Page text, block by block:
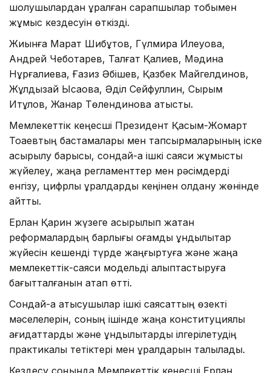
шолушылардан құралған сарапшылар тобымен
жұмыс кездесуін өткізді.
Жиынға Марат Шибұтов, Гүлмира Илеуова,
Андрей Чеботарев, Талғат Қалиев, Мәдина
Нұрғалиева, Ғазиз Әбішев, Қазбек Майгелдинов,
Жұлдызай Ысқақова, Әділ Сейфуллин, Сырым
Итқұлов, Жанар Төлендинова қатысты.
Мемлекеттік кеңесші Президент Қасым-Жомарт
Тоқаевтың бастамалары мен тапсырмаларының іске
асырылу барысы, сондай-ақ ішкі саяси жұмысты
жүйелеу, жаңа регламенттер мен рәсімдерді
енгізу, цифрлық құралдарды кеңінен қолдану жөнінде
айтты.
Ерлан Қарин жүзеге асырылып жатқан
реформалардың барлығы қоғамдық құндылықтар
жүйесін кешенді түрде жаңғыртуға және жаңа
мемлекеттік-саяси модельді қалыптастыруға
бағытталғанын атап өтті.
Сондай-ақ қатысушылар ішкі саясаттың өзекті
мәселелерін, соның ішінде жаңа конституциялық
қағидаттарды және құндылықтарды ілгерілетудің
практикалық тетіктері мен құралдарын талқылады.
Кездесу соңында Мемлекеттік кеңесші Ерлан